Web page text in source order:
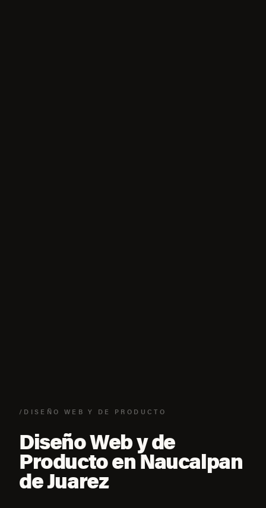
/DISEÑO WEB Y DE PRODUCTO
Diseño Web y de
Producto en Naucalpan
de Juarez